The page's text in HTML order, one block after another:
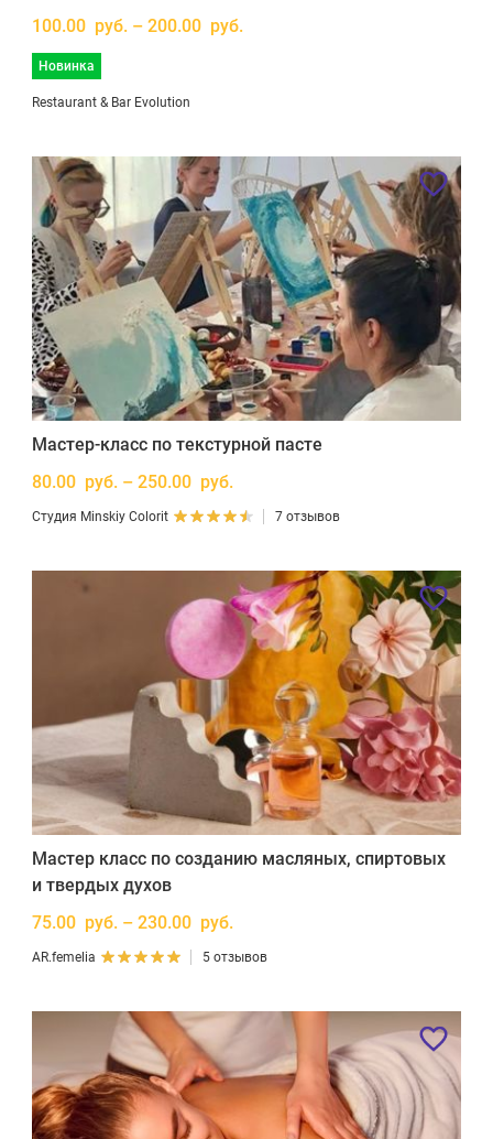
100.00 руб. – 200.00 руб.
Новинка
Restaurant & Bar Evolution
Мастер-класс по текстурной пасте
80.00 руб. – 250.00 руб.
Студия Minskiy Colorit 7 отзывов
Мастер класс по созданию масляных, спиртовых
и твердых духов
75.00 руб. – 230.00 руб.
AR.femelia 5 отзывов